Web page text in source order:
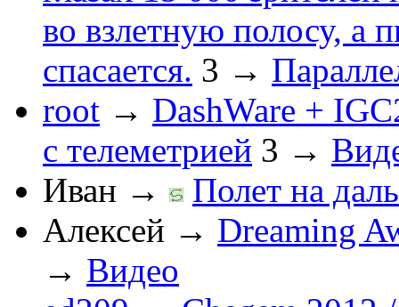
во взлетную полосу, а
спасается. 3 →
root → DashWare +
с телеметрией 3 →
Иван →
Полет на
Алексей → Dreaming
→ Видео